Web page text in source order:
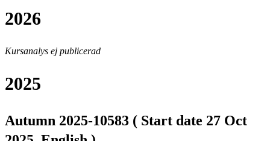
2026
Kursanalys ej publicerad
2025
Autumn 2025-10583 ( Start date 27 Oct